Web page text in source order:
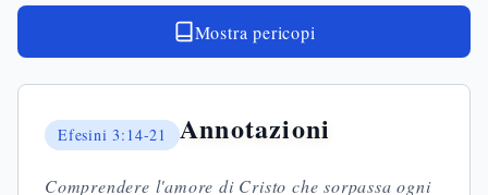
Mostra pericopi
Efesini 3:14-21 Annotazioni
Comprendere l'amore di Cristo che sorpassa ogni